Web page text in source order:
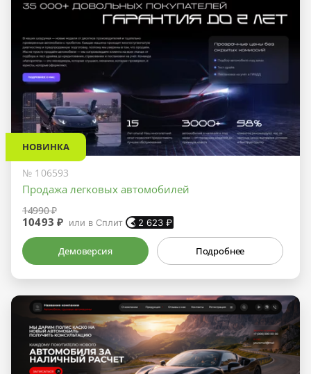
НОВИНКА
№ 106593
Продажа легковых автомобилей
14990 ₽
10493 ₽ или в Сплит 2 623 ₽
Демоверсия Подробнее